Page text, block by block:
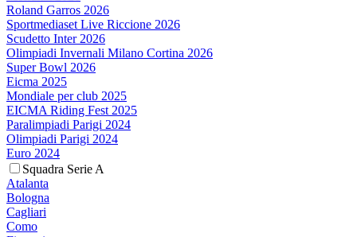
Roland Garros 2026
Sportmediaset Live Riccione 2026
Scudetto Inter 2026
Olimpiadi Invernali Milano Cortina 2026
Super Bowl 2026
Eicma 2025
Mondiale per club 2025
EICMA Riding Fest 2025
Paralimpiadi Parigi 2024
Olimpiadi Parigi 2024
Euro 2024
Squadra Serie A
Atalanta
Bologna
Cagliari
Como